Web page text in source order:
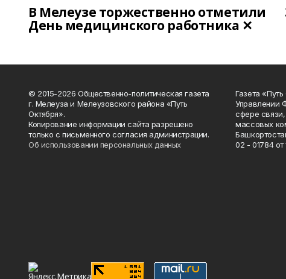
В Мелеузе торжественно отметили
День медицинского работника ✕
© 2015-2026 Общественно-политическая газета
г. Мелеуза и Мелеузовского района «Путь
Октября».
Копирование информации сайта разрешено
только с письменного согласия администрации.
Об использовании персональных данных
Газета
Управлении
сфере
массовых
02 - 01784 от